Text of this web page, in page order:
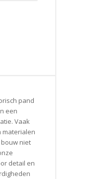
pand
een
Vaak
materialen
niet
detail en